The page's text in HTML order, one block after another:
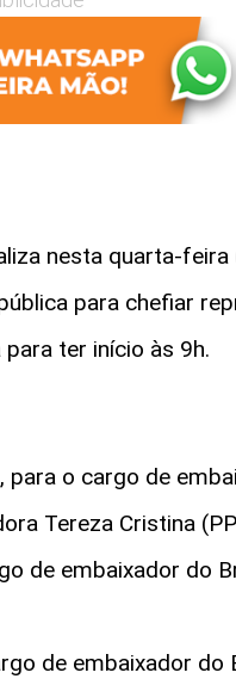
nesta quarta-
para chefiar
ter início às 9h.
o cargo de
Tereza Cristina
de embaixador do
de embaixador do